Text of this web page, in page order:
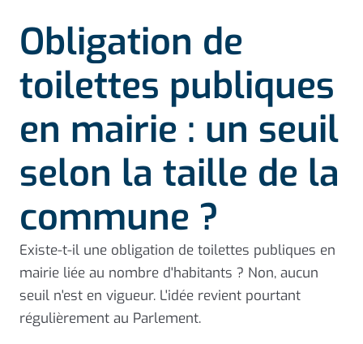
Obligation de
toilettes publiques
en mairie : un seuil
selon la taille de la
commune ?
Existe-t-il une obligation de toilettes publiques en
mairie liée au nombre d'habitants ? Non, aucun
seuil n'est en vigueur. L'idée revient pourtant
régulièrement au Parlement.